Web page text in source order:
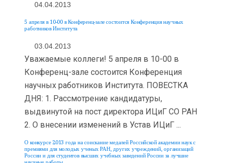
04.04.2013
5 апреля в 10-00 в Конференц-зале состоится Конференция научных
работников Института
03.04.2013
Уважаемые коллеги! 5 апреля в 10-00 в
Конференц-зале состоится Конференция
научных работников Института. ПОВЕСТКА
ДНЯ: 1. Рассмотрение кандидатуры,
выдвинутой на пост директора ИЦиГ СО РАН
2. О внесении изменений в Устав ИЦиГ ...
О конкурсе 2013 года на соискание медалей Российской академии наук с
премиями для молодых ученых РАН, других учреждений, организаций
России и для студентов высших учебных заведений России за лучшие